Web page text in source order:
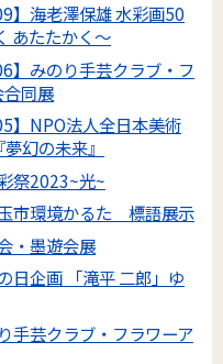
海老澤保雄 水彩画50
あたたかく～
みのり手芸クラブ・フ
合同展
NPO法人全日本美術
幻の未来』
祭2023~光~
市環境かるた 標語展示
・墨遊会展
日企画 「滝平 二郎」ゆ
手芸クラブ・フラワーア